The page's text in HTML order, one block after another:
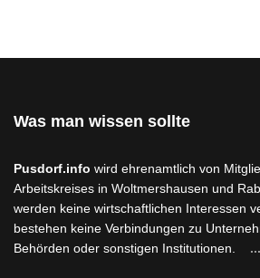
Was man wissen sollte
Pusdorf.info wird ehrenamtlich von
Arbeitskreises in Woltmershausen und
werden keine wirtschaftlichen Interessen
bestehen keine Verbindungen zu
Behörden oder sonstigen Institutionen.